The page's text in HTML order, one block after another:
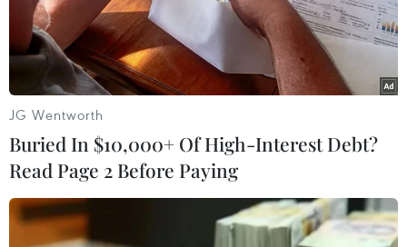
Ngoại trưởng Anh: Tiến trình rút khỏi EU
JG Wentworth
Buried In $10,000+ Of High-Interest Debt?
Read Page 2 Before Paying